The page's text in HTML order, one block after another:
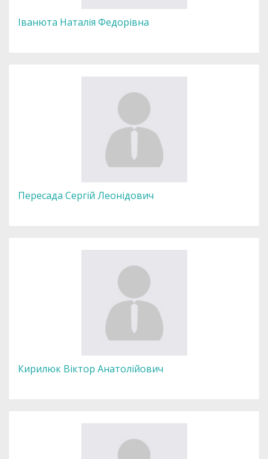
Іванюта Наталія Федорівна
Пересада Сергій Леонідович
Кирилюк Віктор Анатолійович